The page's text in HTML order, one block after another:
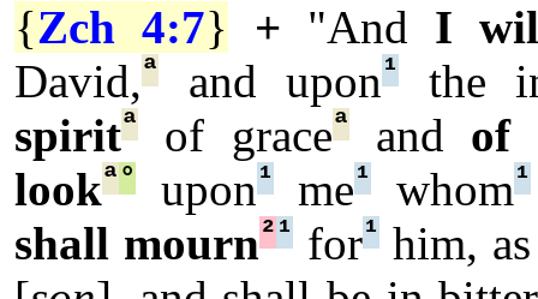
{Zch 4:7} + "And I
David,ª and upon¹
the
spiritª of graceªand of
lookª° upon¹me¹ whom¹
shall mourn²¹for¹him, as